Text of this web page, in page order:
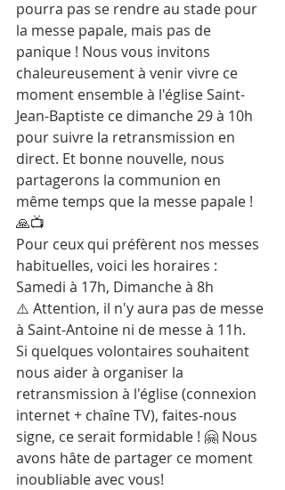
pourra pas se rendre au stade pour
la messe papale, mais pas de
panique ! Nous vous invitons
chaleureusement à venir vivre ce
moment ensemble à l'église Saint-
Jean-Baptiste ce dimanche 29 à 10h
pour suivre la retransmission en
direct. Et bonne nouvelle, nous
partagerons la communion en
même temps que la messe papale !
🙏📺
Pour ceux qui préfèrent nos messes
habituelles, voici les horaires :
Samedi à 17h, Dimanche à 8h
⚠️ Attention, il n'y aura pas de messe
à Saint-Antoine ni de messe à 11h.
Si quelques volontaires souhaitent
nous aider à organiser la
retransmission à l'église (connexion
internet + chaîne TV), faites-nous
signe, ce serait formidable ! 🤗 Nous
avons hâte de partager ce moment
inoubliable avec vous!